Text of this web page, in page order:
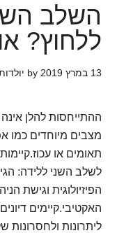
השלב
ללחוץ?
13 במרץ 2019 by
ההתייחסות להלן
מצבים מיוחדים כמו
לשלב השני ללידה:
הפיזיולוגית וגישת
האקטיבי.קיימים
ליתרונות ולחסרונות